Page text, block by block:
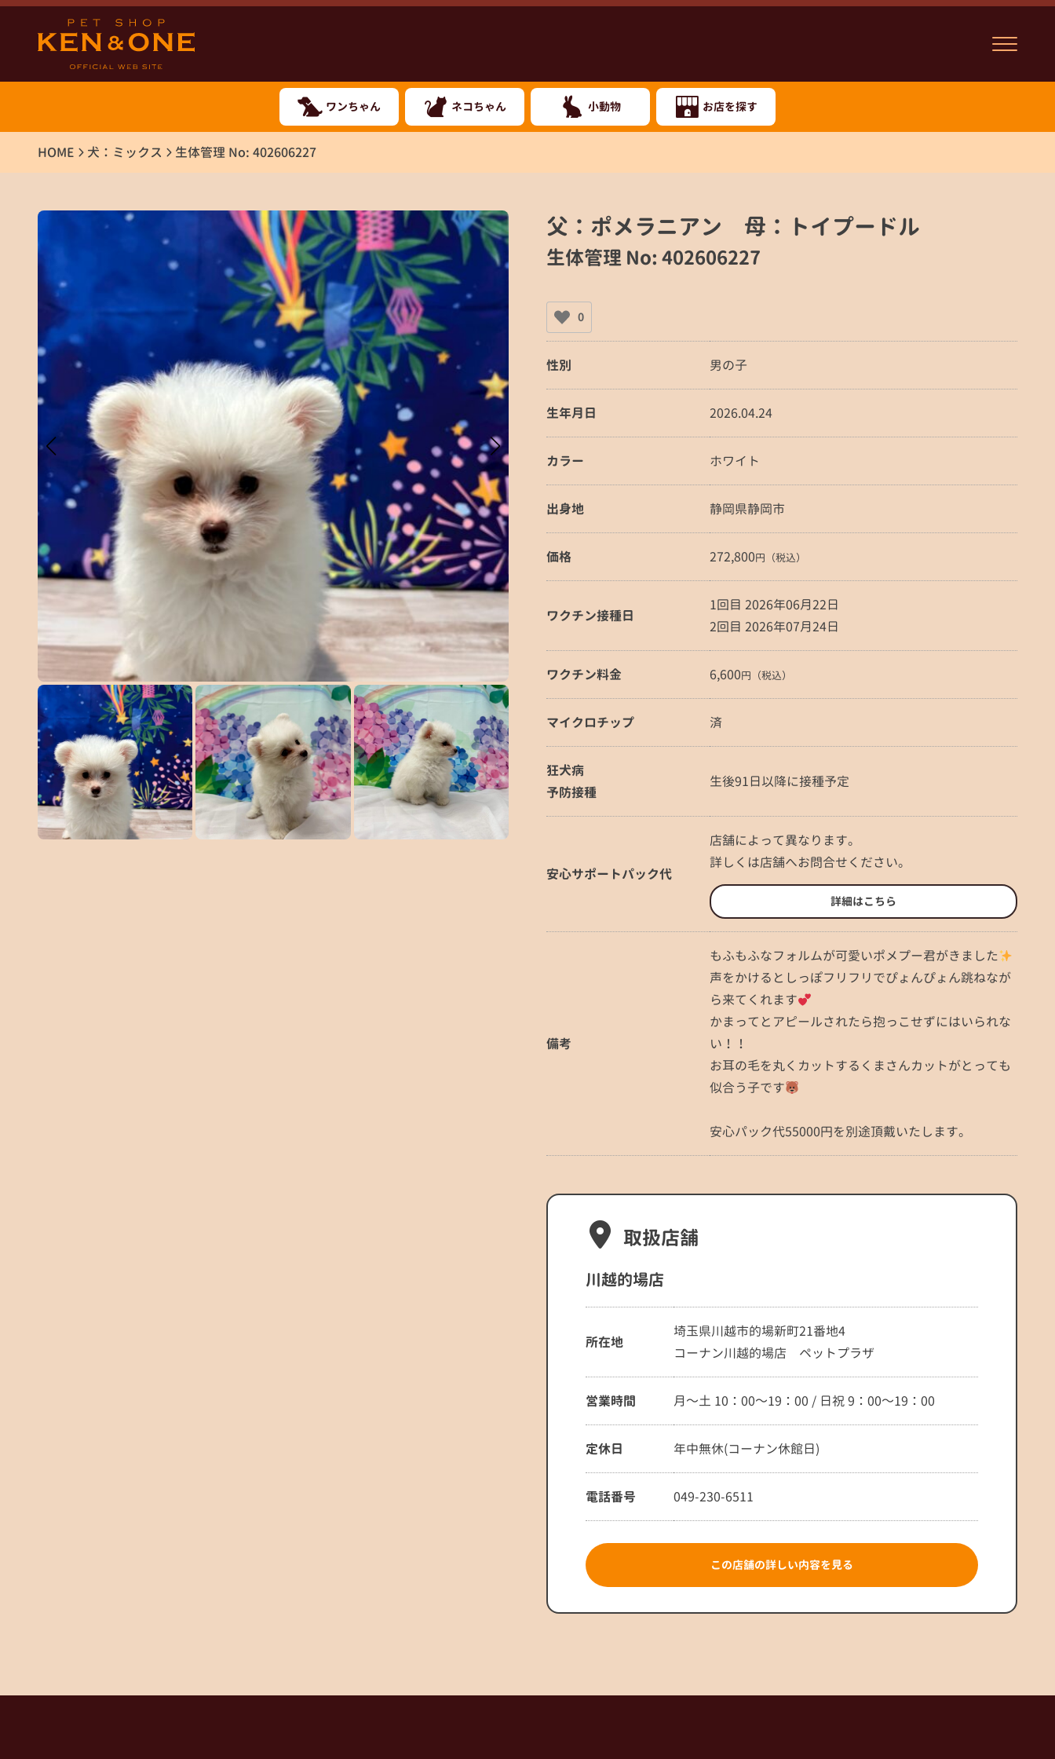
ワンちゃん ネコちゃん 小動物 お店を探す
HOME 犬：ミックス 生体管理 No: 402606227
父：ポメラニアン 母：トイプードル
生体管理 No: 402606227
0
性別 男の子
生年月日 2026.04.24
カラー ホワイト
出身地 静岡県静岡市
価格 272,800円（税込）
ワクチン接種日
1回目 2026年06月22日
2回目 2026年07月24日
ワクチン料金 6,600円（税込）
マイクロチップ 済
狂犬病
予防接種
生後91日以降に接種予定
安心サポートパック代
店舗によって異なります。
詳しくは店舗へお問合せください。
詳細はこちら
備考
もふもふなフォルムが可愛いポメプー君がきました
声をかけるとしっぽフリフリでぴょんぴょん跳ねなが
ら来てくれます
かまってとアピールされたら抱っこせずにはいられな
い！！
お耳の毛を丸くカットするくまさんカットがとっても
似合う子です
安心パック代55000円を別途頂戴いたします。
取扱店舗
川越的場店
所在地
埼玉県川越市的場新町21番地4
コーナン川越的場店 ペットプラザ
営業時間 月～土 10：00～19：00 / 日祝 9：00～19：00
定休日 年中無休(コーナン休館日)
電話番号 049-230-6511
この店舗の詳しい内容を見る